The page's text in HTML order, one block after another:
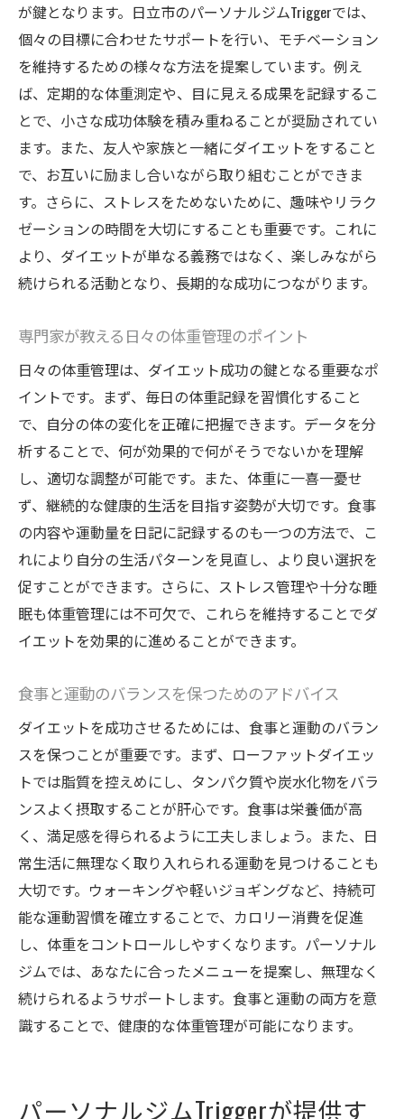
が鍵となります。日立市のパーソナルジムTriggerでは、
個々の目標に合わせたサポートを行い、モチベーション
を維持するための様々な方法を提案しています。例え
ば、定期的な体重測定や、目に見える成果を記録するこ
とで、小さな成功体験を積み重ねることが奨励されてい
ます。また、友人や家族と一緒にダイエットをすること
で、お互いに励まし合いながら取り組むことができま
す。さらに、ストレスをためないために、趣味やリラク
ゼーションの時間を大切にすることも重要です。これに
より、ダイエットが単なる義務ではなく、楽しみながら
続けられる活動となり、長期的な成功につながります。
専門家が教える日々の体重管理のポイント
日々の体重管理は、ダイエット成功の鍵となる重要なポ
イントです。まず、毎日の体重記録を習慣化すること
で、自分の体の変化を正確に把握できます。データを分
析することで、何が効果的で何がそうでないかを理解
し、適切な調整が可能です。また、体重に一喜一憂せ
ず、継続的な健康的生活を目指す姿勢が大切です。食事
の内容や運動量を日記に記録するのも一つの方法で、こ
れにより自分の生活パターンを見直し、より良い選択を
促すことができます。さらに、ストレス管理や十分な睡
眠も体重管理には不可欠で、これらを維持することでダ
イエットを効果的に進めることができます。
食事と運動のバランスを保つためのアドバイス
ダイエットを成功させるためには、食事と運動のバラン
スを保つことが重要です。まず、ローファットダイエッ
トでは脂質を控えめにし、タンパク質や炭水化物をバラ
ンスよく摂取することが肝心です。食事は栄養価が高
く、満足感を得られるように工夫しましょう。また、日
常生活に無理なく取り入れられる運動を見つけることも
大切です。ウォーキングや軽いジョギングなど、持続可
能な運動習慣を確立することで、カロリー消費を促進
し、体重をコントロールしやすくなります。パーソナル
ジムでは、あなたに合ったメニューを提案し、無理なく
続けられるようサポートします。食事と運動の両方を意
識することで、健康的な体重管理が可能になります。
パーソナルジムTriggerが提供す